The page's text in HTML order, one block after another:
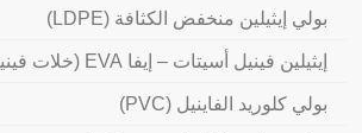
بولي إيثيلين منخفض الكثافة (LDPE)
إيثيلين فينيل أسيتات – إيفا EVA (خلات فينيل-إيثيلين/ فينافيل)
بولي كلوريد الفاينيل (PVC)